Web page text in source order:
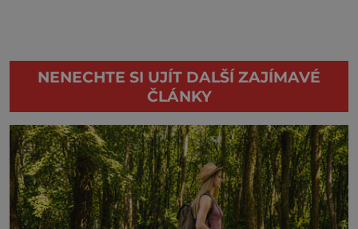
NENECHTE SI UJÍT DALŠÍ ZAJÍMAVÉ
ČLÁNKY